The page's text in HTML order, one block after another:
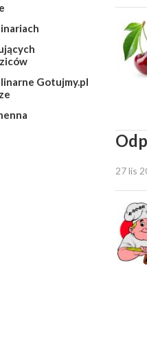
Gotujmy.pl
27 lis